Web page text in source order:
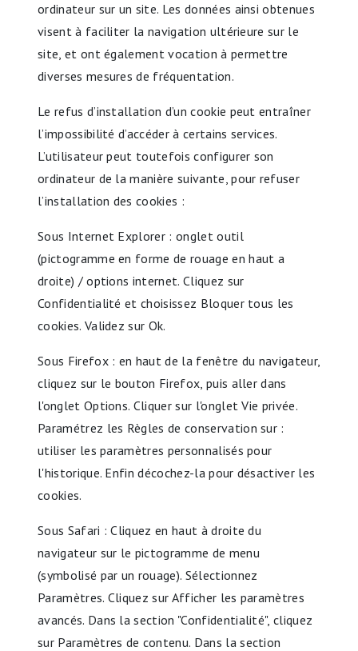
ordinateur sur un site. Les données ainsi obtenues
visent à faciliter la navigation ultérieure sur le
site, et ont également vocation à permettre
diverses mesures de fréquentation.
Le refus d’installation d’un cookie peut entraîner
l’impossibilité d’accéder à certains services.
L’utilisateur peut toutefois configurer son
ordinateur de la manière suivante, pour refuser
l’installation des cookies :
Sous Internet Explorer : onglet outil
(pictogramme en forme de rouage en haut a
droite) / options internet. Cliquez sur
Confidentialité et choisissez Bloquer tous les
cookies. Validez sur Ok.
Sous Firefox : en haut de la fenêtre du navigateur,
cliquez sur le bouton Firefox, puis aller dans
l'onglet Options. Cliquer sur l'onglet Vie privée.
Paramétrez les Règles de conservation sur :
utiliser les paramètres personnalisés pour
l'historique. Enfin décochez-la pour désactiver les
cookies.
Sous Safari : Cliquez en haut à droite du
navigateur sur le pictogramme de menu
(symbolisé par un rouage). Sélectionnez
Paramètres. Cliquez sur Afficher les paramètres
avancés. Dans la section "Confidentialité", cliquez
sur Paramètres de contenu. Dans la section